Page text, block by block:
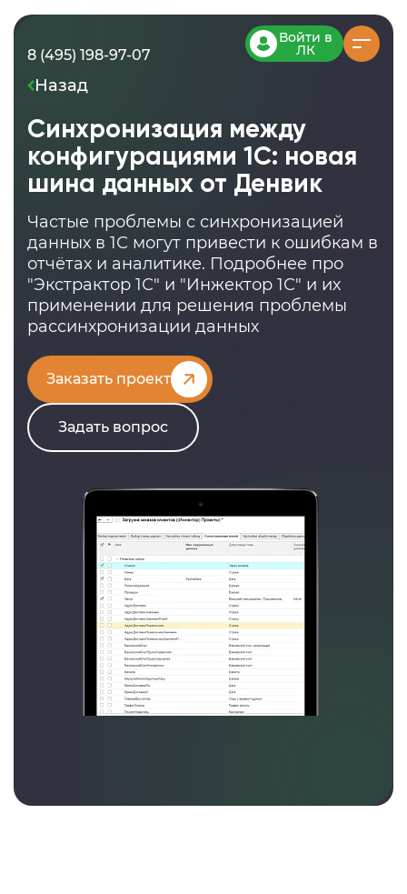
8 (495) 198-97-07
Войти в
ЛК
Назад
Синхронизация между
конфигурациями 1С: новая
шина данных от Денвик
Частые проблемы с синхронизацией
данных в 1С могут привести к ошибкам в
отчётах и аналитике. Подробнее про
"Экстрактор 1С" и "Инжектор 1С" и их
применении для решения проблемы
рассинхронизации данных
Заказать проект
Задать вопрос